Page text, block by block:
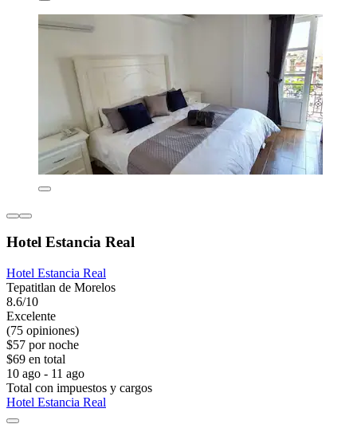
Hotel Estancia Real
Hotel Estancia Real
Tepatitlan de Morelos
8.6/10
Excelente
(75 opiniones)
$57 por noche
$69 en total
10 ago - 11 ago
Total con impuestos y cargos
Hotel Estancia Real